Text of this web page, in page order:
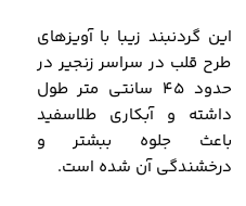
این گردنبند زیبا با آویزهای
طرح قلب در سراسر زنجیر در
حدود 45 سانتی متر طول
داشته و آبکاری طلاسفید
باعث جلوه ببشتر و
درخشندگی آن شده است.